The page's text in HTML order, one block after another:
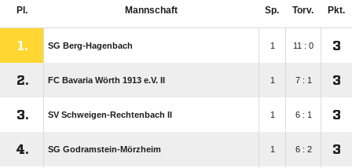
Pl. Mannschaft Sp. Torv. Pkt.
1. SG Berg-Hagenbach 1 11 : 0 3
2. FC Bavaria Wörth 1913 e.V. II 1 7 : 1 3
3. SV Schweigen-Rechtenbach II 1 6 : 1 3
4. SG Godramstein-Mörzheim 1 6 : 2 3